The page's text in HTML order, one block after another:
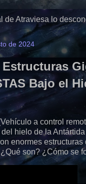
de Atraviesa lo
de 2024
Bajo el
a control
hielo de la
enormes estructuras
son? ¿Cómo se